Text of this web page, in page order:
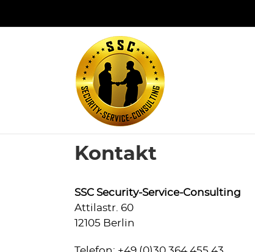
Kontakt
SSC Security-Service-Consulting
Attilastr. 60
12105 Berlin